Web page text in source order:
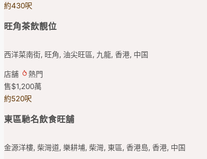
約430呎
旺角茶飲靚位
西洋菜南街, 旺角, 油尖旺區, 九龍, 香港, 中国
店舖
熱門
售$1,200萬
約520呎
東區馳名飲食旺舖
金源洋樓, 柴灣道, 樂耕埔, 柴灣, 東區, 香港島, 香港, 中国